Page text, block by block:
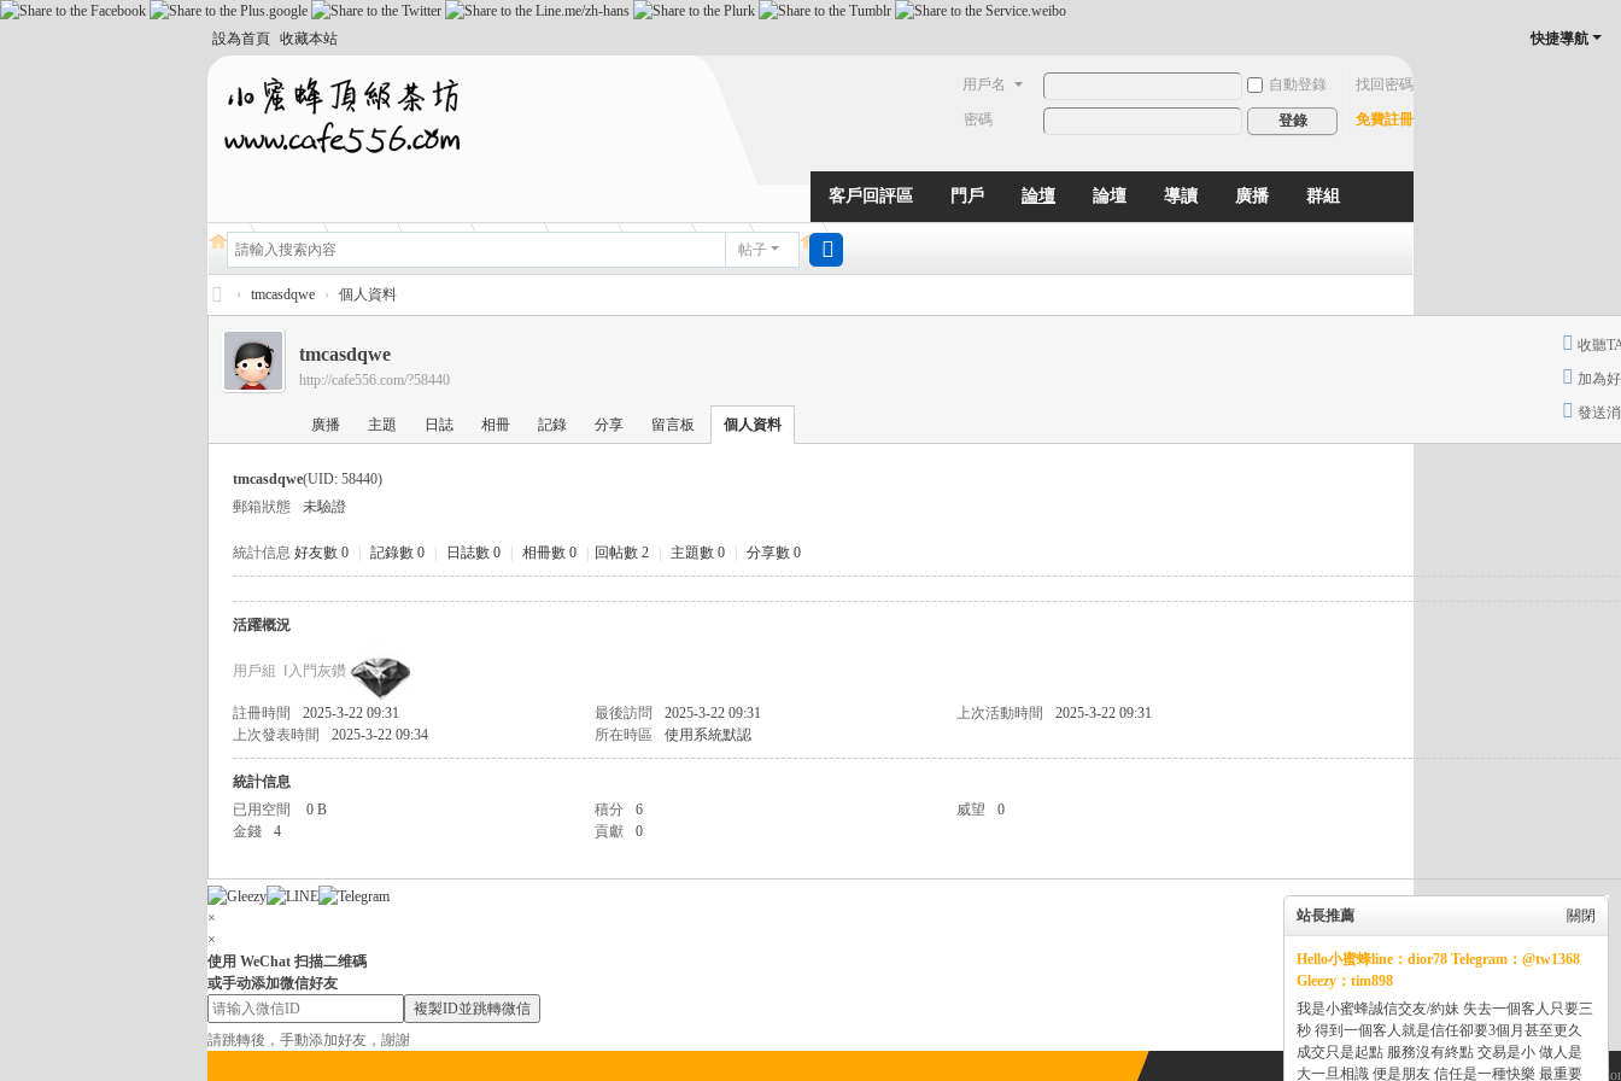
設為首頁 收藏本站 快捷導航
用戶名 自動登錄 找回密碼
密碼 登錄 免費註冊
客戶回評區 門戶 論壇 論壇 導讀 廣播 群組
動態
帖子
索
小
蜂
茶
台
灣
喝
› tmcasdqwe › 個人資料
收聽
加為
發送
tmcasdqwe
http://cafe556.com/?58440
廣播 主題 日誌 相冊 記錄 分享 留言板 個人資料
tmcasdqwe(UID: 58440)
郵箱狀態
未驗證
統計信息 好友數 0 記錄數 0 日誌數 0 相冊數 0 回帖數 2 主題數 0 分享數 0
活躍概況
用戶組 Ⅰ入門灰鑽
註冊時間 2025-3-22 09:31 最後訪問 2025-3-22 09:31 上次活動時間
2025-3-22 09:31
上次發表時間
2025-3-22 09:34 所在時區 使用系統默認
統計信息
已用空間
0 B 積分 6 威望
0
金錢
4 貢獻 0
關閉
站長推薦
Hello小蜜蜂line：dior78 Telegram：@tw1368
Gleezy：tim898
我是小蜜蜂誠信交友/約妹 失去一個客人只要三
秒 得到一個客人就是信任卻要3個月甚至更久
成交只是起點 服務沒有終點 交易是小 做人是
大一旦相識 便是朋友 信任是一種快樂 最重要
×
×
使用 WeChat 扫描二维碼
或手动添加微信好友
複製ID並跳轉微信
請跳轉後，手動添加好友，謝謝
Powered byDiscuz! X3.5© 2001-2013